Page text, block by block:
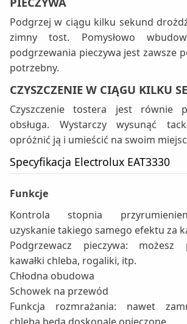
Podgrzej w ciągu kilku sekund
zimny tost. Pomysłowo
podgrzewania pieczywa jest zawsze
potrzebny.
CZYSZCZENIE W CIĄGU KILKU
Czyszczenie tostera jest równie
obsługa. Wystarczy wysunąć
opróżnić ją i umieścić na swoim
Specyfikacja Electrolux EAT3330
Funkcje
Kontrola stopnia
uzyskanie takiego samego efektu za
Podgrzewacz pieczywa: możesz
kawałki chleba, rogaliki, itp.
Chłodna obudowa
Schowek na przewód
Funkcja rozmrażania: nawet